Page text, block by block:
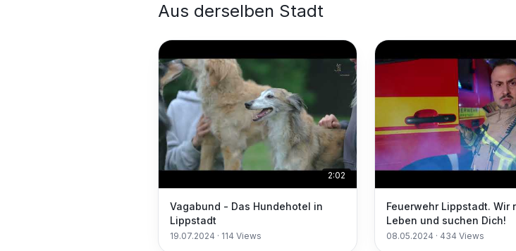
Aus derselben Stadt
2:02
Vagabund - Das Hundehotel in
Lippstadt
19.07.2024 · 114 Views
Feuerwehr Lippstadt. Wir
Leben und suchen Dich!
08.05.2024 · 434 Views